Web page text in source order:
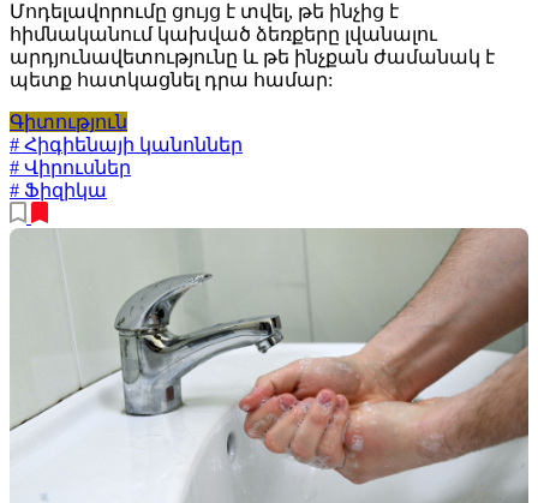
Մոդելավորումը ցույց է տվել, թե ինչից է
հիմնականում կախված ձեռքերը լվանալու
արդյունավետությունը և թե ինչքան ժամանակ է
պետք հատկացնել դրա համար:
Գիտություն
# Հիգիենայի կանոններ
# Վիրուսներ
# Ֆիզիկա